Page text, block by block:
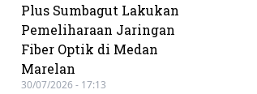
Plus Sumbagut Lakukan
Pemeliharaan Jaringan
Fiber Optik di Medan
Marelan
30/07/2026 - 17:13